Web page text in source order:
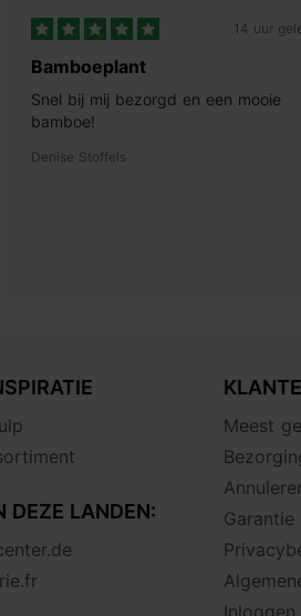
14 uur
Bamboeplant
Snel bij mij bezorgd en een mooie
bamboe!
Denise Stoffels
DEZE LANDEN:
Meest
Inloggen